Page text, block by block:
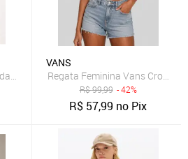
Decote U Hering
VANS
Regata Feminina Vans
R$99,99 - 42%
R$ 57,99 no Pix